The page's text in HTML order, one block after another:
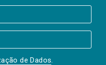
de Dados.